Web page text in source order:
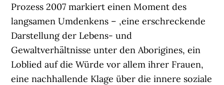
Prozess 2007 markiert einen Moment des
langsamen Umdenkens – ,eine erschreckende
Darstellung der Lebens- und
Gewaltverhältnisse unter den Aborigines, ein
Loblied auf die Würde vor allem ihrer Frauen,
eine nachhallende Klage über die innere soziale